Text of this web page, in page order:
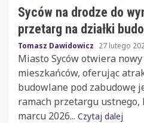
Syców na drodze do
przetarg na działki
Tomasz Dawidowicz 27 lutego
Miasto Syców otwiera nowy
mieszkańców, oferując
budowlane pod zabudowę
ramach przetargu
marcu 2026... Czytaj dalej